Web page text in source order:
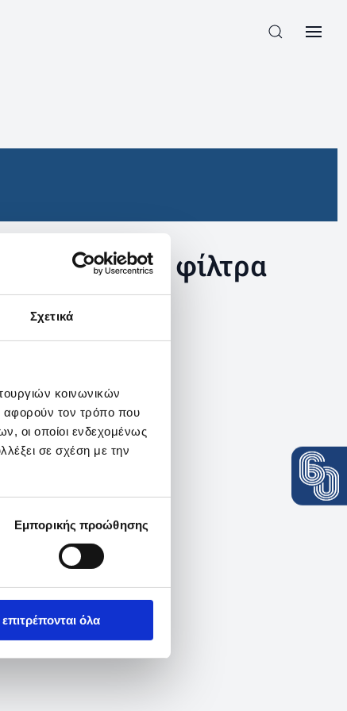
Σχετικά
κοινωνικών
αφορούν τον τρόπο που
οι οποίοι ενδεχομένως
σε σχέση με την
Εμπορικής προώθησης
όλα
φίλτρα